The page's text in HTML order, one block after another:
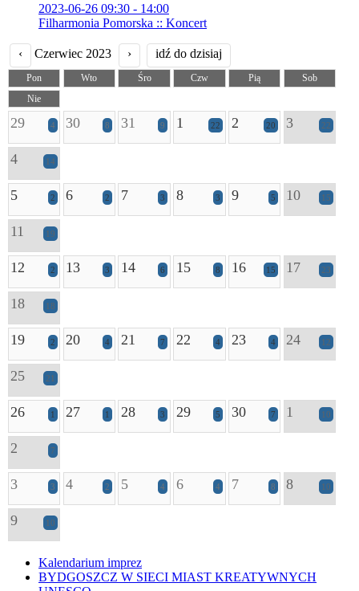
2023-06-26 09:30 - 14:00
Filharmonia Pomorska :: Koncert
‹ Czerwiec 2023 › idź do dzisiaj
Pon Wto Śro Czw Pią
Sob
Nie
29 4 30 8 31 9 1 22 2 20 3 22
4 14
5 2 6 2 7 3 8 3 9 5 10 15
11 19
12 2 13 3 14 6 15 8 16 15 17 23
18 18
19 2 20 4 21 7 22 4 23 4 24 12
25 21
26 1 27 1 28 3 29 5 30 7 1 10
2 7
3 3 4 2 5 4 6 4 7 8 8 10
9 10
Kalendarium imprez
BYDGOSZCZ W SIECI MIAST KREATYWNYCH